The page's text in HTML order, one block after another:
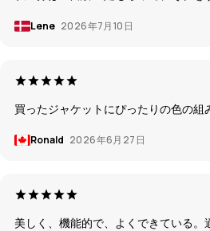
Lene 2026年7月10日
買ったジャケットにぴったりの色の
Ronald 2026年6月27日
美しく、機能的で、よくできている。